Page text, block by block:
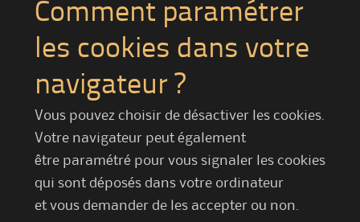
Comment paramétrer
les cookies dans votre
navigateur ?
Vous pouvez choisir de désactiver les cookies.
Votre navigateur peut également
être paramétré pour vous signaler les cookies
qui sont déposés dans votre ordinateur
et vous demander de les accepter ou non.